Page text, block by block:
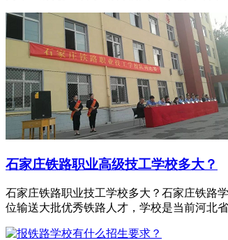
石家庄铁路职业高级技工学校多大？
石家庄铁路职业技工学校多大？石家庄铁路
位输送大批优秀铁路人才，学校是当前河北